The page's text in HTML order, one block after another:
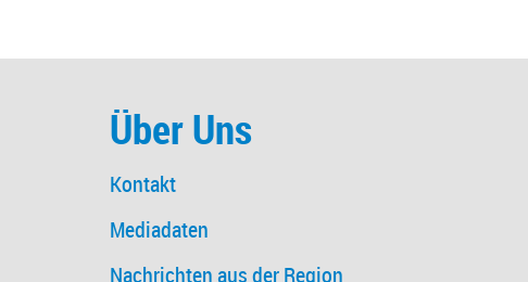
Über Uns
Kontakt
Mediadaten
Nachrichten aus der Region